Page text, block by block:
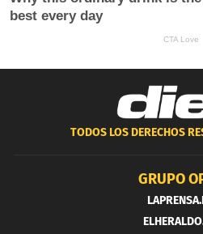
TODOS LOS DERECHOS
GRUPO